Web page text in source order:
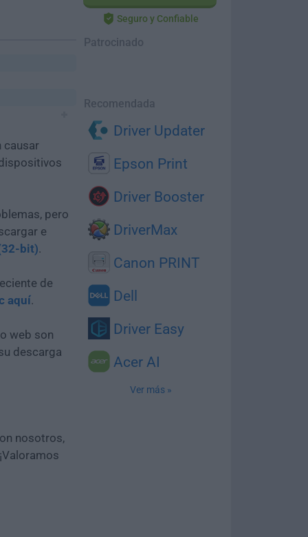
Seguro y Confiable
Patrocinado
Recomendada
Driver Updater
Epson Print
Driver Booster
DriverMax
Canon PRINT
Dell
Driver Easy
Acer AI
Ver más »
causar
pero
e
bit).
de
aquí.
web son
descarga
nosotros,